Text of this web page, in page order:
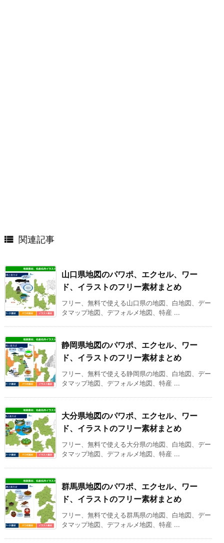
 関連記事
山口県地図のパワポ、エクセル、ワー
ド、イラストのフリー素材まとめ
フリー、無料で使える山口県の地図、白地図、デー
タマップ地図、デフォルメ地図、特産 ...
静岡県地図のパワポ、エクセル、ワー
ド、イラストのフリー素材まとめ
フリー、無料で使える静岡県の地図、白地図、デー
タマップ地図、デフォルメ地図、特産 ...
大分県地図のパワポ、エクセル、ワー
ド、イラストのフリー素材まとめ
フリー、無料で使える大分県の地図、白地図、デー
タマップ地図、デフォルメ地図、特産 ...
群馬県地図のパワポ、エクセル、ワー
ド、イラストのフリー素材まとめ
フリー、無料で使える群馬県の地図、白地図、デー
タマップ地図、デフォルメ地図、特産 ...